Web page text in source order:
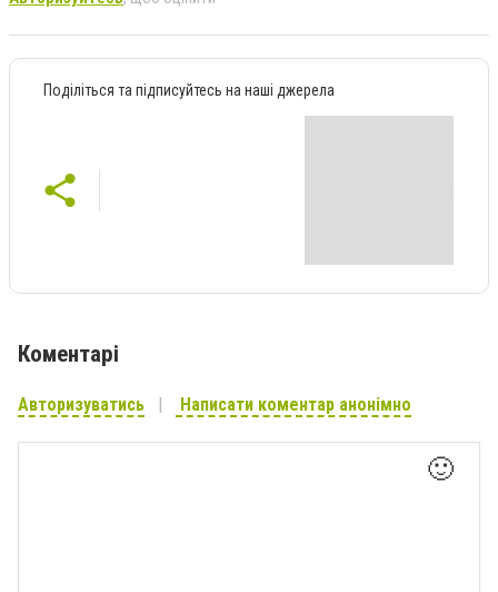
Поділіться та підписуйтесь на наші джерела
Коментарі
Авторизуватись Написати коментар анонімно
🙂